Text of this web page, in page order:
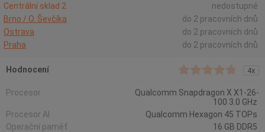
Centrální sklad 2
nedostupné
Brno / O. Ševčíka
do 2 pracovních dnů
Ostrava
do 2 pracovních dnů
Praha
do 2 pracovních dnů
Hodnocení 4x
Procesor
Qualcomm Snapdragon X X1-26-
100 3.0 GHz
Procesor AI
Qualcomm Hexagon 45 TOPs
Operační paměť
16 GB DDR5